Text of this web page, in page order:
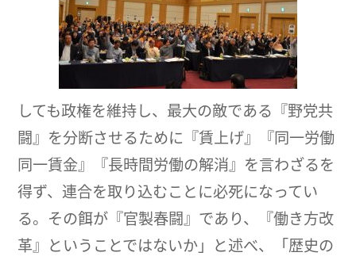
しても政権を維持し、最大の敵である『野党共
闘』を分断させるために『賃上げ』『同一労働
同一賃金』『長時間労働の解消』を言わざるを
得ず、連合を取り込むことに必死になってい
る。その餌が『官製春闘』であり、『働き方改
革』ということではないか」と述べ、「歴史の